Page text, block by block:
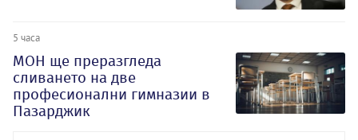
5 часа
МОН ще преразгледа
сливането на две
професионални гимназии в
Пазарджик